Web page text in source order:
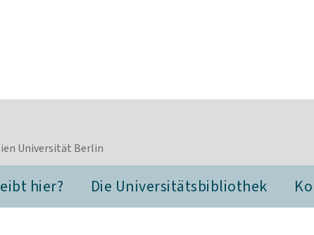
Universität Berlin
hier? Die Universitätsbibliothek